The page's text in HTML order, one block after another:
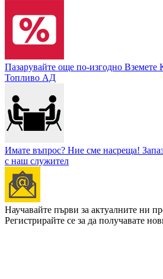
Пазарувайте още по-изгодно Вземете
Топливо АД
Имате въпрос? Ние сме насреща!
с наш служител
Научавайте първи за актуалните ни
Регистрирайте се за да получавате